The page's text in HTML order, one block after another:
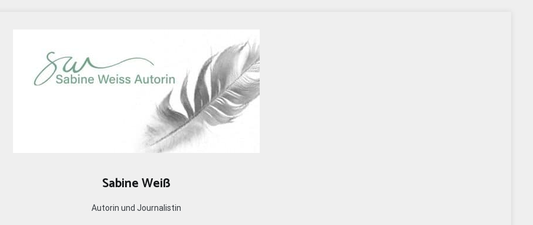
Sabine Weiß
Autorin und Journalistin